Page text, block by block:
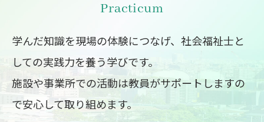
Practicum
学んだ知識を現場の体験につなげ、社会福祉士と
しての実践力を養う学びです。
施設や事業所での活動は教員がサポートしますの
で安心して取り組めます。